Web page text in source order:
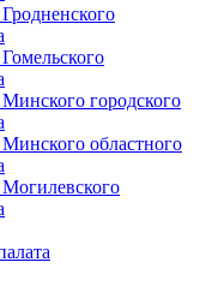
городского
областного